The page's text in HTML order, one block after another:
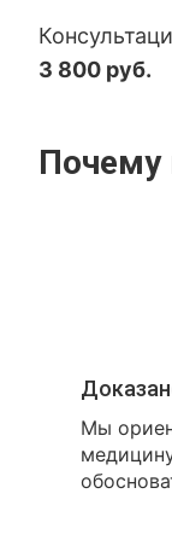
3 800 руб.
Почему
Мы